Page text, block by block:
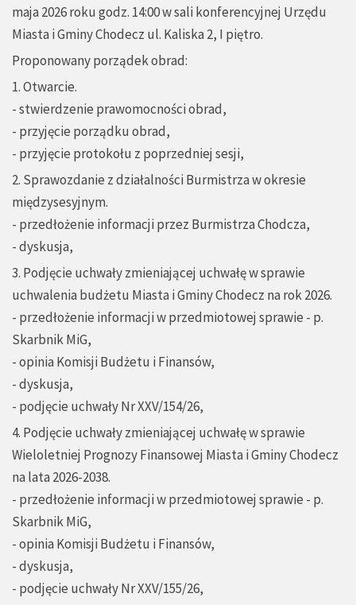
maja 2026 roku godz. 14:00 w sali konferencyjnej Urzędu
Miasta i Gminy Chodecz ul. Kaliska 2, I piętro.
Proponowany porządek obrad:
1. Otwarcie.
- stwierdzenie prawomocności obrad,
- przyjęcie porządku obrad,
- przyjęcie protokołu z poprzedniej sesji,
2. Sprawozdanie z działalności Burmistrza w okresie
międzysesyjnym.
- przedłożenie informacji przez Burmistrza Chodcza,
- dyskusja,
3. Podjęcie uchwały zmieniającej uchwałę w sprawie
uchwalenia budżetu Miasta i Gminy Chodecz na rok 2026.
- przedłożenie informacji w przedmiotowej sprawie - p.
Skarbnik MiG,
- opinia Komisji Budżetu i Finansów,
- dyskusja,
- podjęcie uchwały Nr XXV/154/26,
4. Podjęcie uchwały zmieniającej uchwałę w sprawie
Wieloletniej Prognozy Finansowej Miasta i Gminy Chodecz
na lata 2026-2038.
- przedłożenie informacji w przedmiotowej sprawie - p.
Skarbnik MiG,
- opinia Komisji Budżetu i Finansów,
- dyskusja,
- podjęcie uchwały Nr XXV/155/26,